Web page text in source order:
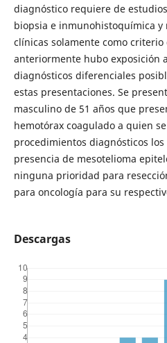
diagnóstico requiere de
biopsia e inmunohistoquímica
clínicas solamente como
anteriormente hubo exposición
diagnósticos diferenciales
estas presentaciones. Se
masculino de 51 años que
hemotórax coagulado a quien
procedimientos diagnósticos
presencia de mesotelioma
ninguna prioridad para
para oncología para su
Descargas